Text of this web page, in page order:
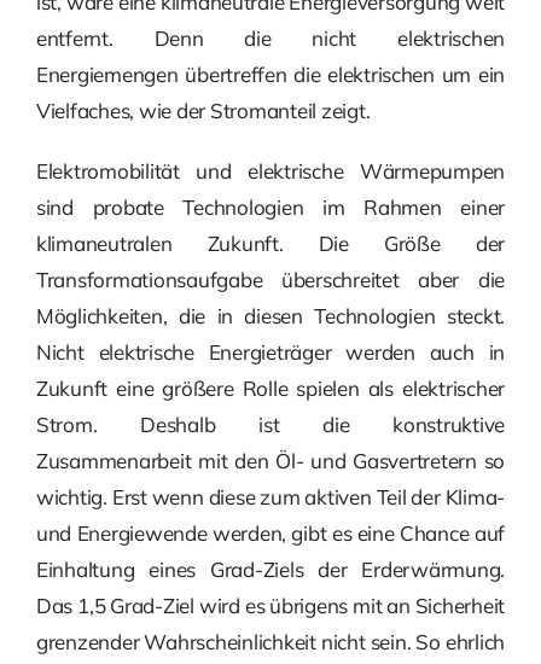
entfernt. Denn die nicht elektrischen
Energiemengen übertreffen die elektrischen um ein
Vielfaches, wie der Stromanteil zeigt.
Elektromobilität und elektrische Wärmepumpen
sind probate Technologien im Rahmen einer
klimaneutralen Zukunft. Die Größe der
Transformationsaufgabe überschreitet aber die
Möglichkeiten, die in diesen Technologien steckt.
Nicht elektrische Energieträger werden auch in
Zukunft eine größere Rolle spielen als elektrischer
Strom. Deshalb ist die konstruktive
Zusammenarbeit mit den Öl- und Gasvertretern so
wichtig. Erst wenn diese zum aktiven Teil der Klima-
und Energiewende werden, gibt es eine Chance auf
Einhaltung eines Grad-Ziels der Erderwärmung.
Das 1,5 Grad-Ziel wird es übrigens mit an Sicherheit
grenzender Wahrscheinlichkeit nicht sein. So ehrlich